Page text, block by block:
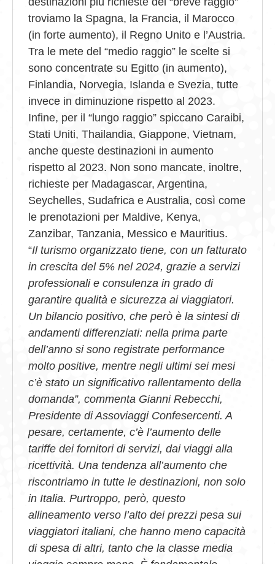
troviamo la Spagna, la Francia, il Marocco
(in forte aumento), il Regno Unito e l’Austria.
Tra le mete del “medio raggio” le scelte si
sono concentrate su Egitto (in aumento),
Finlandia, Norvegia, Islanda e Svezia, tutte
invece in diminuzione rispetto al 2023.
Infine, per il “lungo raggio” spiccano Caraibi,
Stati Uniti, Thailandia, Giappone, Vietnam,
anche queste destinazioni in aumento
rispetto al 2023. Non sono mancate, inoltre,
richieste per Madagascar, Argentina,
Seychelles, Sudafrica e Australia, così come
le prenotazioni per Maldive, Kenya,
Zanzibar, Tanzania, Messico e Mauritius.
“Il turismo organizzato tiene, con un fatturato
in crescita del 5% nel 2024, grazie a servizi
professionali e consulenza in grado di
garantire qualità e sicurezza ai viaggiatori.
Un bilancio positivo, che però è la sintesi di
andamenti differenziati: nella prima parte
dell’anno si sono registrate performance
molto positive, mentre negli ultimi sei mesi
c’è stato un significativo rallentamento della
domanda”, commenta Gianni Rebecchi,
Presidente di Assoviaggi Confesercenti. A
pesare, certamente, c’è l’aumento delle
tariffe dei fornitori di servizi, dai viaggi alla
ricettività. Una tendenza all’aumento che
riscontriamo in tutte le destinazioni, non solo
in Italia. Purtroppo, però, questo
allineamento verso l’alto dei prezzi pesa sui
viaggiatori italiani, che hanno meno capacità
di spesa di altri, tanto che la classe media